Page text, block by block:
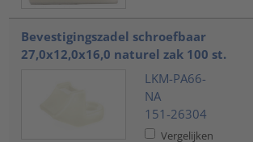
Bevestigingszadel schroefbaar
27,0x12,0x16,0 naturel zak 100 st.
LKM-PA66-
NA
151-26304
Vergelijken